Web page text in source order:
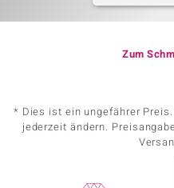
Zum
* Dies ist ein ungefährer
jederzeit ändern.